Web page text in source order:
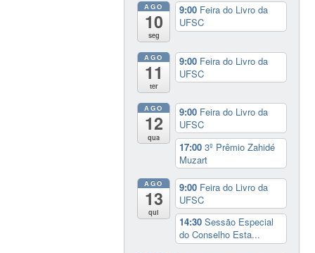
AGO
10
seg
9:00 Feira do Livro da
UFSC
AGO
11
ter
9:00 Feira do Livro da
UFSC
AGO
12
qua
9:00 Feira do Livro da
UFSC
17:003º Prêmio Zahidé
Muzart
AGO
13
qui
9:00 Feira do Livro da
UFSC
14:30Sessão Especial
do Conselho Esta...